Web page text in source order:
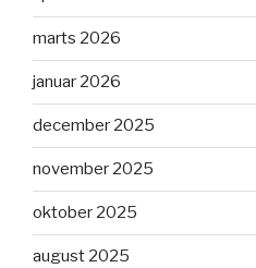
marts 2026
januar 2026
december 2025
november 2025
oktober 2025
august 2025